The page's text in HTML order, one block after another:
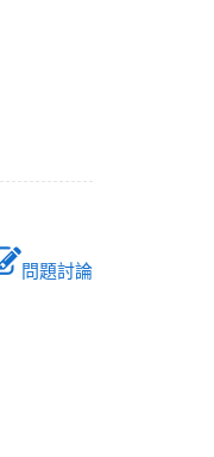
問題討論